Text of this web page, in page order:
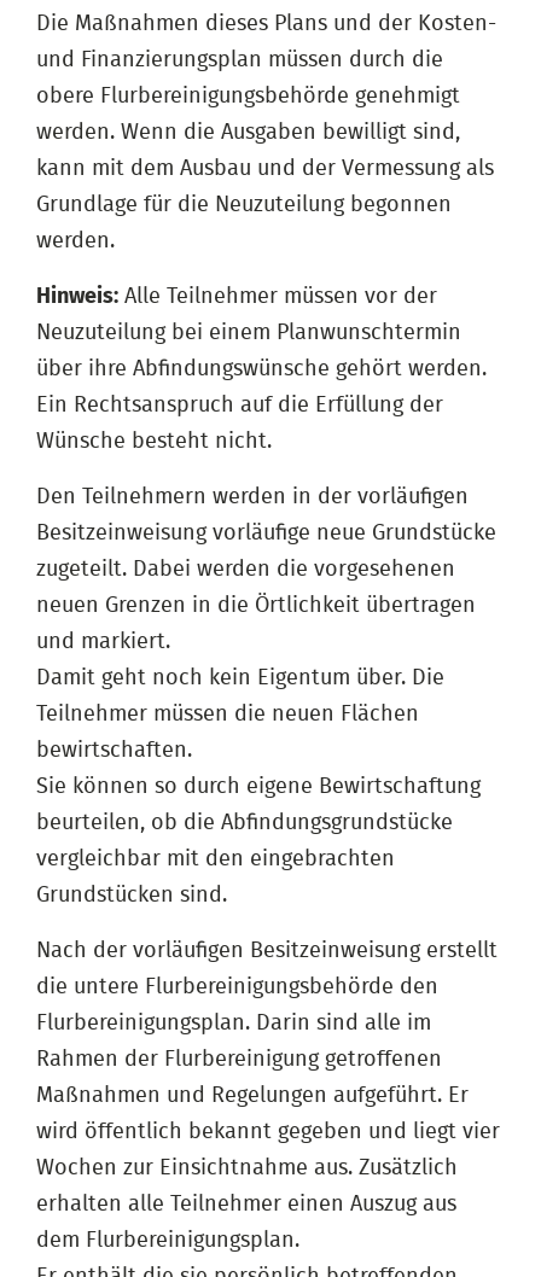
Die Maßnahmen dieses Plans und der Kosten-
und Finanzierungsplan müssen durch die
obere Flurbereinigungsbehörde genehmigt
werden. Wenn die Ausgaben bewilligt sind,
kann mit dem Ausbau und der Vermessung als
Grundlage für die Neuzuteilung begonnen
werden.
Hinweis: Alle Teilnehmer müssen vor der
Neuzuteilung bei einem Planwunschtermin
über ihre Abfindungswünsche gehört werden.
Ein Rechtsanspruch auf die Erfüllung der
Wünsche besteht nicht.
Den Teilnehmern werden in der vorläufigen
Besitzeinweisung vorläufige neue Grundstücke
zugeteilt. Dabei werden die vorgesehenen
neuen Grenzen in die Örtlichkeit übertragen
und markiert.
Damit geht noch kein Eigentum über. Die
Teilnehmer müssen die neuen Flächen
bewirtschaften.
Sie können so durch eigene Bewirtschaftung
beurteilen, ob die Abfindungsgrundstücke
vergleichbar mit den eingebrachten
Grundstücken sind.
Nach der vorläufigen Besitzeinweisung erstellt
die untere Flurbereinigungsbehörde den
Flurbereinigungsplan. Darin sind alle im
Rahmen der Flurbereinigung getroffenen
Maßnahmen und Regelungen aufgeführt. Er
wird öffentlich bekannt gegeben und liegt vier
Wochen zur Einsichtnahme aus. Zusätzlich
erhalten alle Teilnehmer einen Auszug aus
dem Flurbereinigungsplan.